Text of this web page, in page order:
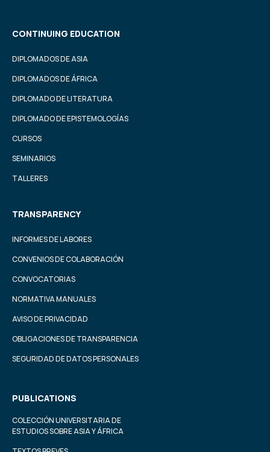
CONTINUING EDUCATION
DIPLOMADOS DE ASIA
DIPLOMADOS DE ÁFRICA
DIPLOMADO DE LITERATURA
DIPLOMADO DE EPISTEMOLOGÍAS
CURSOS
SEMINARIOS
TALLERES
TRANSPARENCY
INFORMES DE LABORES
CONVENIOS DE COLABORACIÓN
CONVOCATORIAS
NORMATIVA MANUALES
AVISO DE PRIVACIDAD
OBLIGACIONES DE TRANSPARENCIA
SEGURIDAD DE DATOS PERSONALES
PUBLICATIONS
COLECCIÓN UNIVERSITARIA DE
ESTUDIOS SOBRE ASIA Y ÁFRICA